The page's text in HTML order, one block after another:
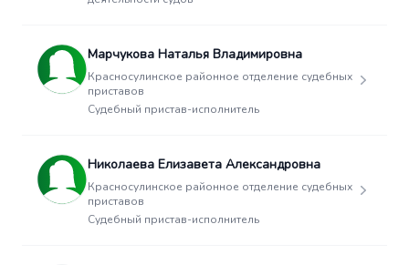
Марчукова Наталья Владимировна
Красносулинское районное отделение судебных
приставов
Судебный пристав-исполнитель
Николаева Елизавета Александровна
Красносулинское районное отделение судебных
приставов
Судебный пристав-исполнитель